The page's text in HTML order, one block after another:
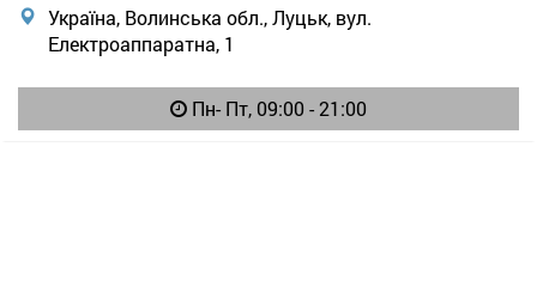
Україна, Волинська обл., Луцьк, вул.
Електроаппаратна, 1
Пн- Пт, 09:00 - 21:00